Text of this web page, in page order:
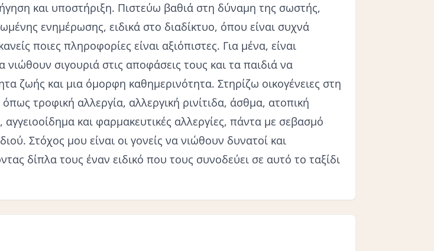
και υποστήριξη. Πιστεύω βαθιά στη δύναμη της σωστής,
ενημέρωσης, ειδικά στο διαδίκτυο, όπου είναι συχνά
ποιες πληροφορίες είναι αξιόπιστες. Για μένα, είναι
νιώθουν σιγουριά στις αποφάσεις τους και τα παιδιά να
ζωής και μια όμορφη καθημερινότητα. Στηρίζω οικογένειες στη
όπως τροφική αλλεργία, αλλεργική ρινίτιδα, άσθμα, ατοπική
αγγειοοίδημα και φαρμακευτικές αλλεργίες, πάντα με σεβασμό
Στόχος μου είναι οι γονείς να νιώθουν δυνατοί και
δίπλα τους έναν ειδικό που τους συνοδεύει σε αυτό το ταξίδι